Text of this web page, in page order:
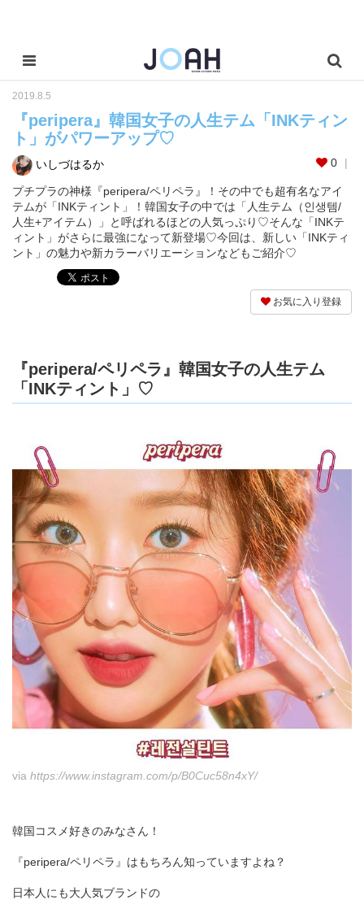
2019.8.5
『peripera』韓国女子の人生テム「INKティン
ト」がパワーアップ♡
いしづはるか 0
プチプラの神様『peripera/ペリペラ』！その中でも超有名なアイ
テムが「INKティント」！韓国女子の中では「人生テム（인생템/
人生+アイテム）」と呼ばれるほどの人気っぷり♡そんな「INKテ
ィント」がさらに最強になって新登場♡今回は、新しい「INKティ
ント」の魅力や新カラーバリエーションなどもご紹介♡
お気に入り登録
『peripera/ペリペラ』韓国女子の人生テム
「INKティント」♡
via https://www.instagram.com/p/B0Cuc58n4xY/
韓国コスメ好きのみなさん！
『peripera/ペリペラ』はもちろん知っていますよね？
日本人にも大人気ブランドの